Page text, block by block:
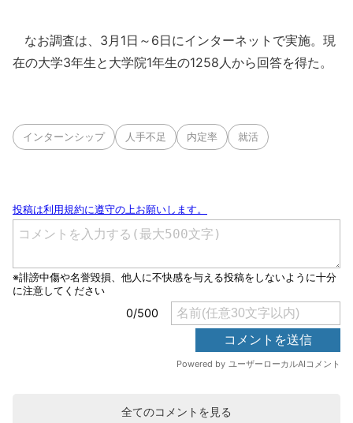
なお調査は、3月1日～6日にインターネットで実施。現
在の大学3年生と大学院1年生の1258人から回答を得た。
インターンシップ 人手不足 内定率 就活
全てのコメントを見る